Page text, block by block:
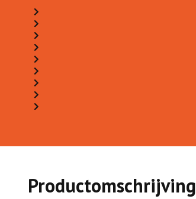
Productomschrijving